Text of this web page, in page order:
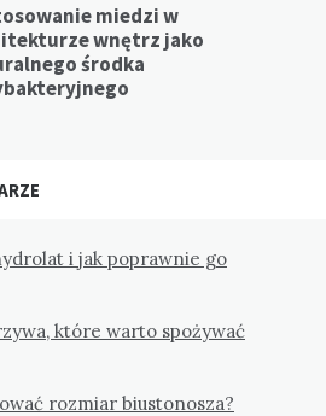
miedzi w
wnętrz jako
środka
i jak poprawnie go
które warto spożywać
rozmiar biustonosza?